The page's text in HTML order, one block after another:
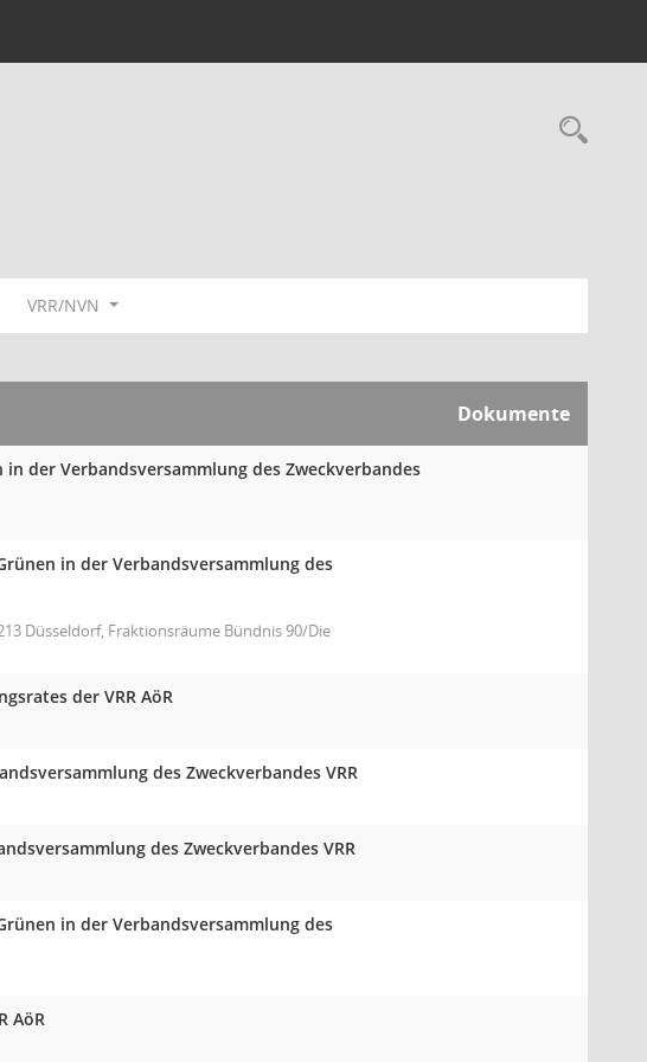
VRR/NVN
Dokumente
in der Verbandsversammlung des Zweckverbandes
in der Verbandsversammlung des
Düsseldorf, Fraktionsräume Bündnis 90/Die
der VRR AöR
des Zweckverbandes VRR
des Zweckverbandes VRR
in der Verbandsversammlung des
AöR